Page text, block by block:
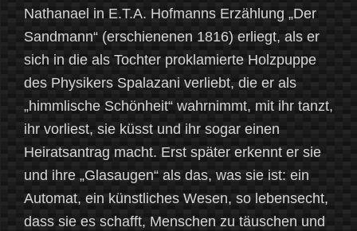
Nathanael in E.T.A. Hofmanns Erzählung „Der
Sandmann“ (erschienenen 1816) erliegt, als er
sich in die als Tochter proklamierte Holzpuppe
des Physikers Spalazani verliebt, die er als
„himmlische Schönheit“ wahrnimmt, mit ihr tanzt,
ihr vorliest, sie küsst und ihr sogar einen
Heiratsantrag macht. Erst später erkennt er sie
und ihre „Glasaugen“ als das, was sie ist: ein
Automat, ein künstliches Wesen, so lebensecht,
dass sie es schafft, Menschen zu täuschen und